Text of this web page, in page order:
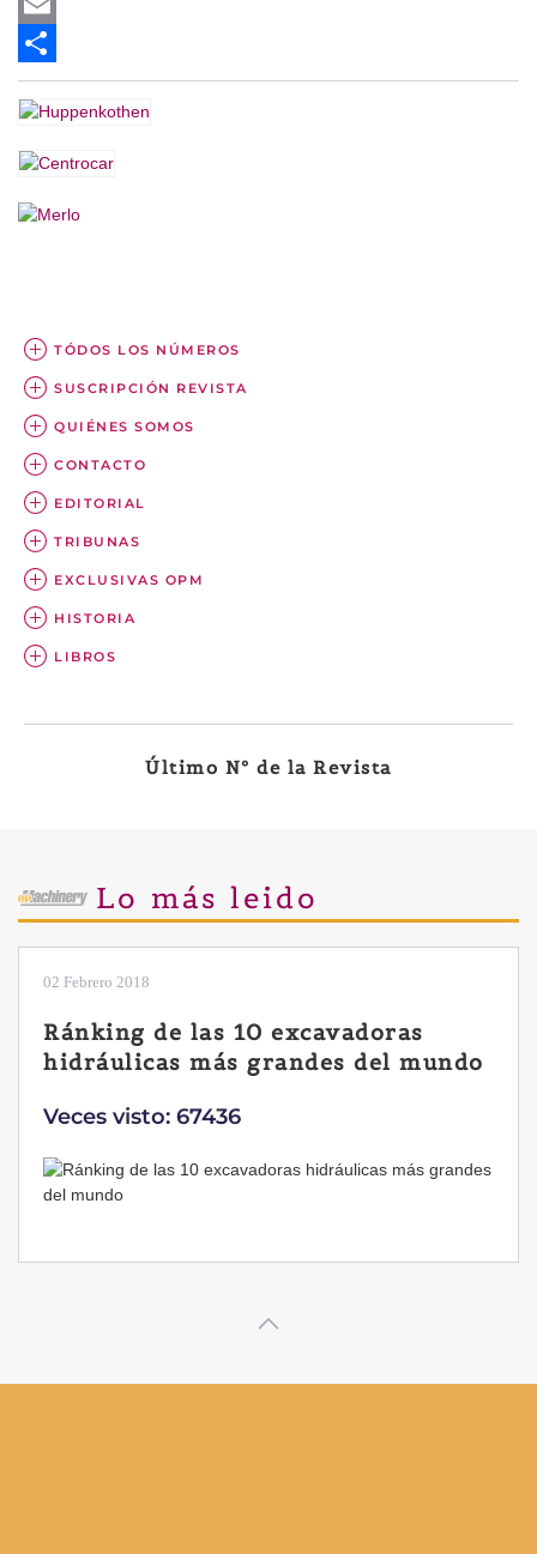
Twitter
Email
Share
TÓDOS LOS NÚMEROS
SUSCRIPCIÓN REVISTA
QUIÉNES SOMOS
CONTACTO
EDITORIAL
TRIBUNAS
EXCLUSIVAS OPM
HISTORIA
LIBROS
Último Nº de la Revista
Lo más leido
28 Enero 2019
Las ventajas de la excavadora
Yanmar B7 Sigma-6
Veces visto: 32217